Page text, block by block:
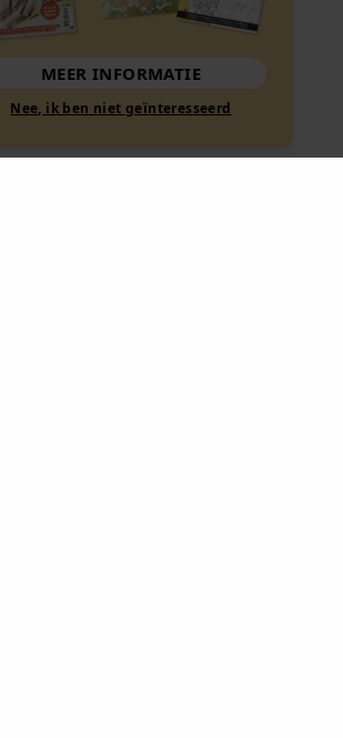
MEER INFORMATIE
Nee, ik ben niet geïnteresseerd